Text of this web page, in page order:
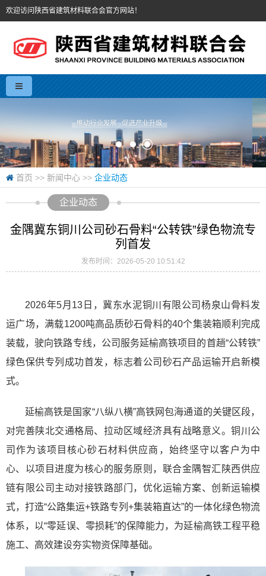
欢迎访问陕西省建筑材料联合会官方网站！
首页 >> 新闻中心 >> 企业动态
企业动态
金隅冀东铜川公司砂石骨料“公转铁”绿色物流专
列首发
发布时间：2026-05-20 10:51:42
2026年5月13日，冀东水泥铜川有限公司杨泉山骨料发
运广场，满载1200吨高品质砂石骨料的40个集装箱顺利完成
装载，驶向铁路专线，公司服务延榆高铁项目的首趟“公转铁”
绿色保供专列成功首发，标志着公司砂石产品运输开启新模
式。
延榆高铁是国家“八纵八横”高铁网包海通道的关键区段，
对完善陕北交通格局、拉动区域经济具有战略意义。铜川公
司作为该项目核心砂石材料供应商，始终坚守以客户为中
心、以项目进度为核心的服务原则，联合金隅智汇陕西供应
链有限公司主动对接铁路部门，优化运输方案、创新运输模
式，打造“公路集运+铁路专列+集装箱直达”的一体化绿色物流
体系，以“零延误、零损耗”的保障能力，为延榆高铁工程平稳
施工、高效建设夯实物资保障基础。